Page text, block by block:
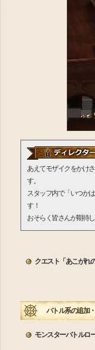
あえてモザイクをかけ
す。
スタッフ内で「いつか
す！
おそらく皆さんが期待
クエスト「あこがれ
バトル系の追加
モンスターバトルロ